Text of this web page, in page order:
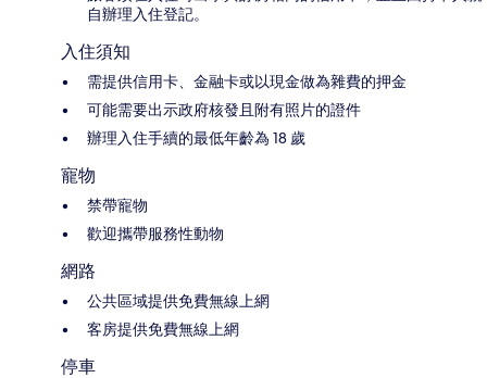
自辦理入住登記。
入住須知
需提供信用卡、金融卡或以現金做為雜費的押金
可能需要出示政府核發且附有照片的證件
辦理入住手續的最低年齡為 18 歲
寵物
禁帶寵物
歡迎攜帶服務性動物
網路
公共區域提供免費無線上網
客房提供免費無線上網
停車